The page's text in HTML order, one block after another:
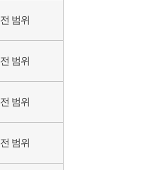
전 범위
전 범위
전 범위
전 범위